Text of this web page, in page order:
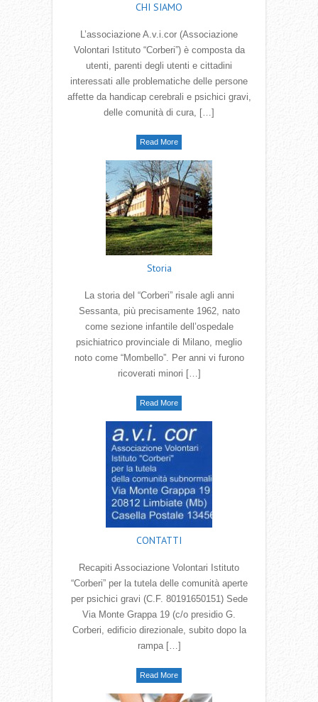
CHI SIAMO
L’associazione A.v.i.cor (Associazione
Volontari Istituto “Corberi”) è composta da
utenti, parenti degli utenti e cittadini
interessati alle problematiche delle persone
affette da handicap cerebrali e psichici gravi,
delle comunità di cura, […]
Read More
Storia
La storia del “Corberi” risale agli anni
Sessanta, più precisamente 1962, nato
come sezione infantile dell’ospedale
psichiatrico provinciale di Milano, meglio
noto come “Mombello”. Per anni vi furono
ricoverati minori […]
Read More
CONTATTI
Recapiti Associazione Volontari Istituto
“Corberi” per la tutela delle comunità aperte
per psichici gravi (C.F. 80191650151) Sede
Via Monte Grappa 19 (c/o presidio G.
Corberi, edificio direzionale, subito dopo la
rampa […]
Read More